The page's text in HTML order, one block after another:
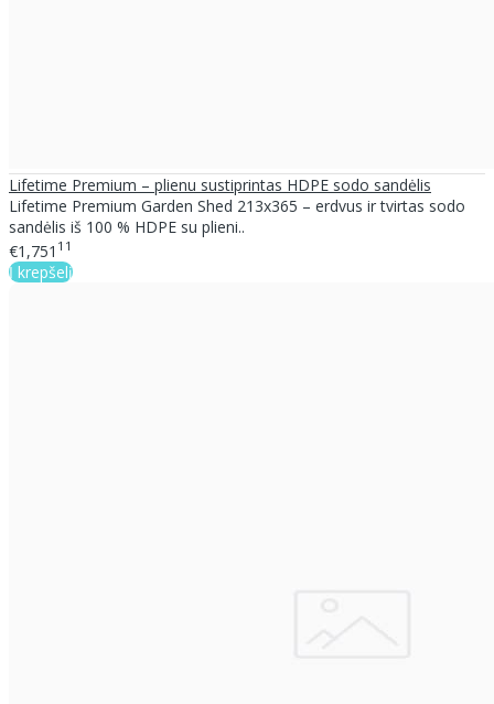
Lifetime Premium – plienu sustiprintas HDPE sodo sandėlis
Lifetime Premium Garden Shed 213x365 – erdvus ir tvirtas sodo
sandėlis iš 100 % HDPE su plieni..
€1,751 11
Į krepšelį